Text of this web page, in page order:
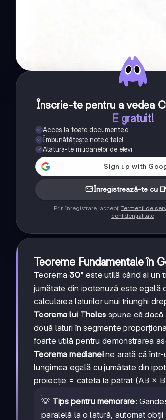
Înscrie-te pentru a vedea
E gratuit!
Acces la toate documentele
Îmbunătățește notele tale!
Alătură-te milioanelor de elevi
Înregistrează-te cu
Prin înregistrare, accepți Termenii de
confidențialitate
Teoreme Fundamentale în
Teorema30° este utilă când ai un
jumătate din ipotenuză este egală
calcularea laturilor unui triunghi
Teorema lui Thales spune că dacă
două laturi în segmente
foarte utilă pentru demonstrarea
Teorema medianeine arată că într-
lungimea egală cu jumătate din
proiecție = cateta la pătrat (AB ×
💡 Tips pentru memorare:
paralelă la o latură, automat